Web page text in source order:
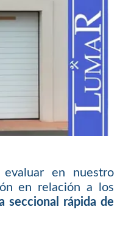
en nuestro
en relación a los
seccional rápida de